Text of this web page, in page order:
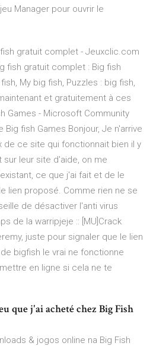
Manager pour ouvrir le
gratuit complet - Jeuxclic.com
fish gratuit complet : Big fish
My big fish, Puzzles : big fish,
et gratuitement à ces
Games - Microsoft Community
Big fish Games Bonjour, Je n'arrive
de ce site qui fonctionnait bien il y
sur leur site d'aide, on me
ce que j'ai fait et de le
lien proposé. Comme rien ne se
de désactiver l'anti virus
de la warripjeje :: [MU]Crack
juste pour signaler que le lien
bigfish le vrai ne fonctionne
en ligne si cela ne te
que j'ai acheté chez Big Fish
& jogos online na Big Fish